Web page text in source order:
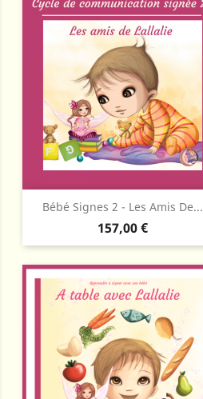
Bébé Signes 2 - Les Amis De...
Prix
157,00 €